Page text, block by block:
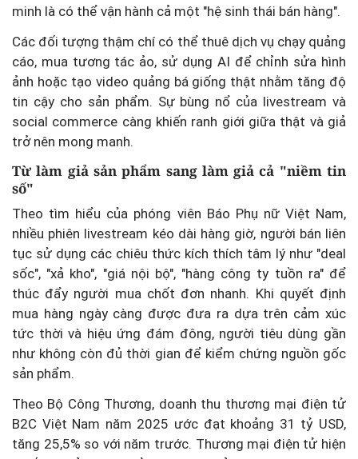
minh là có thể vận hành cả một "hệ sinh thái bán hàng".
Các đối tượng thậm chí có thể thuê dịch vụ chạy quảng
cáo, mua tương tác ảo, sử dụng AI để chỉnh sửa hình
ảnh hoặc tạo video quảng bá giống thật nhằm tăng độ
tin cậy cho sản phẩm. Sự bùng nổ của livestream và
social commerce càng khiến ranh giới giữa thật và giả
trở nên mong manh.
Từ làm giả sản phẩm sang làm giả cả "niềm tin
số"
Theo tìm hiểu của phóng viên Báo Phụ nữ Việt Nam,
nhiều phiên livestream kéo dài hàng giờ, người bán liên
tục sử dụng các chiêu thức kích thích tâm lý như "deal
sốc", "xả kho", "giá nội bộ", "hàng công ty tuồn ra" để
thúc đẩy người mua chốt đơn nhanh. Khi quyết định
mua hàng ngày càng được đưa ra dựa trên cảm xúc
tức thời và hiệu ứng đám đông, người tiêu dùng gần
như không còn đủ thời gian để kiểm chứng nguồn gốc
sản phẩm.
Theo Bộ Công Thương, doanh thu thương mại điện tử
B2C Việt Nam năm 2025 ước đạt khoảng 31 tỷ USD,
tăng 25,5% so với năm trước. Thương mại điện tử hiện